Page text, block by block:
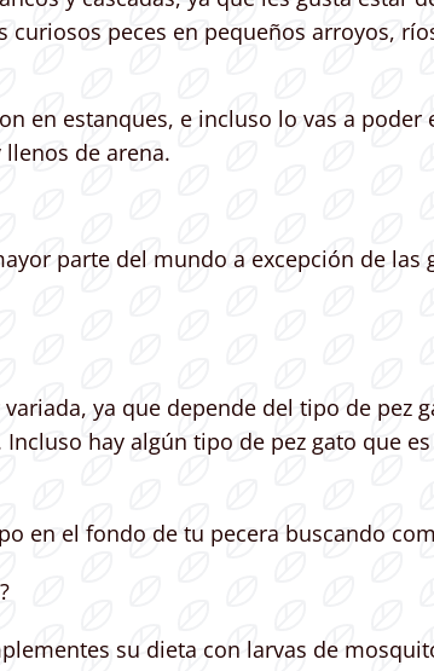
peces en pequeños arroyos,
en estanques, e incluso lo vas a
de arena.
parte del mundo a excepción de las
ya que depende del tipo de pez
hay algún tipo de pez gato que
en el fondo de tu pecera buscando
su dieta con larvas de